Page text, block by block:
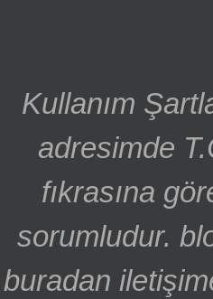
Kullanım
adresimde
fıkrasına
sorumludur.
buradan